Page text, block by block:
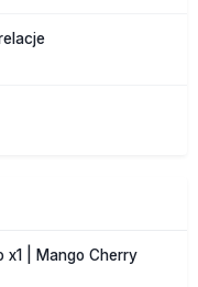
x1 | Mango Cherry